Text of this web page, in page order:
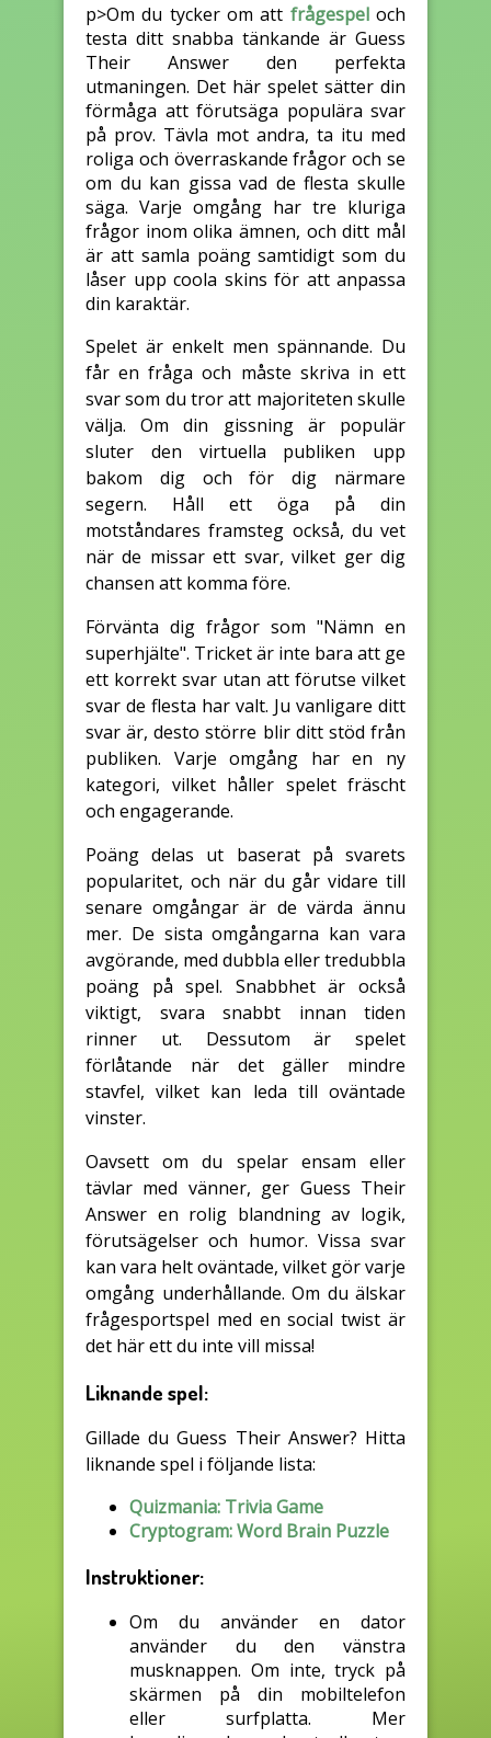
p>Om du tycker om att frågespeloch
testa ditt snabba tänkande är Guess
Their Answer den perfekta
utmaningen. Det här spelet sätter din
förmåga att förutsäga populära svar
på prov. Tävla mot andra, ta itu med
roliga och överraskande frågor och se
om du kan gissa vad de flesta skulle
säga. Varje omgång har tre kluriga
frågor inom olika ämnen, och ditt mål
är att samla poäng samtidigt som du
låser upp coola skins för att anpassa
din karaktär.
Spelet är enkelt men spännande. Du
får en fråga och måste skriva in ett
svar som du tror att majoriteten skulle
välja. Om din gissning är populär
sluter den virtuella publiken upp
bakom dig och för dig närmare
segern. Håll ett öga på din
motståndares framsteg också, du vet
när de missar ett svar, vilket ger dig
chansen att komma före.
Förvänta dig frågor som "Nämn en
superhjälte". Tricket är inte bara att ge
ett korrekt svar utan att förutse vilket
svar de flesta har valt. Ju vanligare ditt
svar är, desto större blir ditt stöd från
publiken. Varje omgång har en ny
kategori, vilket håller spelet fräscht
och engagerande.
Poäng delas ut baserat på svarets
popularitet, och när du går vidare till
senare omgångar är de värda ännu
mer. De sista omgångarna kan vara
avgörande, med dubbla eller tredubbla
poäng på spel. Snabbhet är också
viktigt, svara snabbt innan tiden
rinner ut. Dessutom är spelet
förlåtande när det gäller mindre
stavfel, vilket kan leda till oväntade
vinster.
Oavsett om du spelar ensam eller
tävlar med vänner, ger Guess Their
Answer en rolig blandning av logik,
förutsägelser och humor. Vissa svar
kan vara helt oväntade, vilket gör varje
omgång underhållande. Om du älskar
frågesportspel med en social twist är
det här ett du inte vill missa!
Liknande spel:
Gillade du Guess Their Answer? Hitta
liknande spel i följande lista:
Quizmania: Trivia Game
Cryptogram: Word Brain Puzzle
Instruktioner:
Om du använder en dator
använder du den vänstra
musknappen. Om inte, tryck på
skärmen på din mobiltelefon
eller surfplatta. Mer